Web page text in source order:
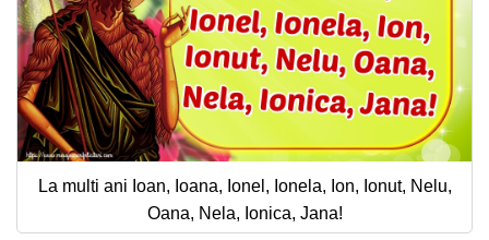
La multi ani Ioan, Ioana, Ionel, Ionela, Ion, Ionut, Nelu,
Oana, Nela, Ionica, Jana!